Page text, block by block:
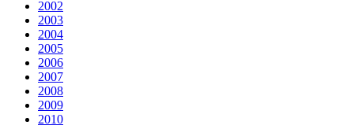
2002
2003
2004
2005
2006
2007
2008
2009
2010